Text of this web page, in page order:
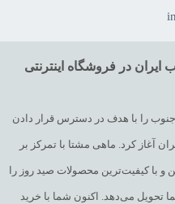
در فروشگاه اینترنتی
را با هدف در دسترس قرار دادن
آغاز کرد. ماهی مشتا با تمرکز بر
و با کیفیت‌ترین محصولات صید روز را
تحویل می‌دهد. اکنون شما با خرید